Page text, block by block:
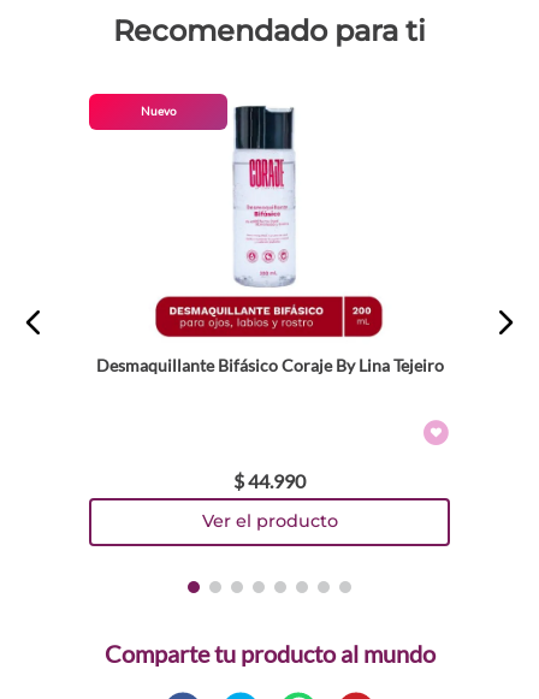
Recomendado para ti
Nuevo
Desmaquillante Bifásico Coraje By Lina Tejeiro
$44.990
Comparte